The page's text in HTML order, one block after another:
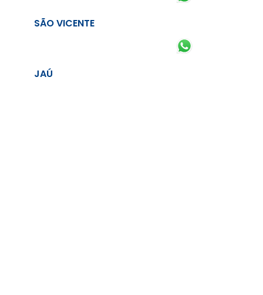
SÃO VICENTE
JAÚ